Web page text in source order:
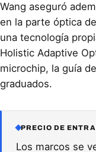
Wang aseguró
en la parte óptica
una tecnología
Holistic Adaptive
microchip, la guía
graduados.
PRECIO DE
Los marcos se